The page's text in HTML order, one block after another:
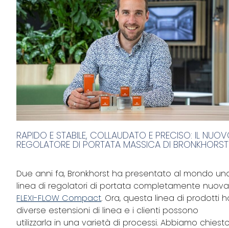
RAPIDO E STABILE, COLLAUDATO E PRECISO: IL
REGOLATORE DI PORTATA MASSICA DI BRONKHORST
Due anni fa, Bronkhorst ha presentato al mondo
linea di regolatori di portata completamente
FLEXI-FLOW Compact. Ora, questa linea di prodotti
diverse estensioni di linea e i clienti possono
utilizzarla in una varietà di processi. Abbiamo